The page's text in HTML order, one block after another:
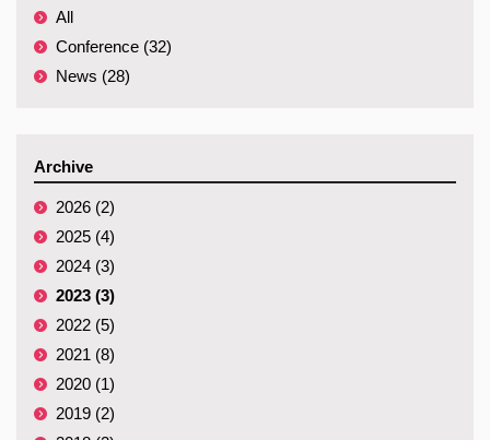
All
Conference (32)
News (28)
Archive
2026 (2)
2025 (4)
2024 (3)
2023 (3)
2022 (5)
2021 (8)
2020 (1)
2019 (2)